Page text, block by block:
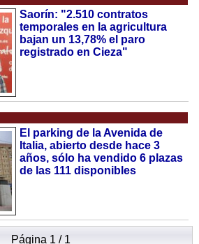
Saorín: "2.510 contratos
temporales en la agricultura
bajan un 13,78% el paro
registrado en Cieza"
El parking de la Avenida de
Italia, abierto desde hace 3
años, sólo ha vendido 6 plazas
de las 111 disponibles
Página 1 / 1